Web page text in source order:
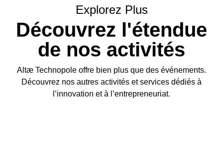
Explorez Plus
Découvrez l'étendue
de nos activités
Altæ Technopole offre bien plus que des événements.
Découvrez nos autres activités et services dédiés à
l’innovation et à l’entrepreneuriat.